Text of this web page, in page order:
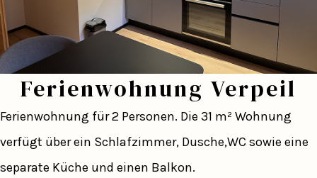
Ferienwohnung Verpeil
Ferienwohnung für 2 Personen. Die 31 m² Wohnung
verfügt über ein Schlafzimmer, Dusche,WC sowie eine
separate Küche und einen Balkon.